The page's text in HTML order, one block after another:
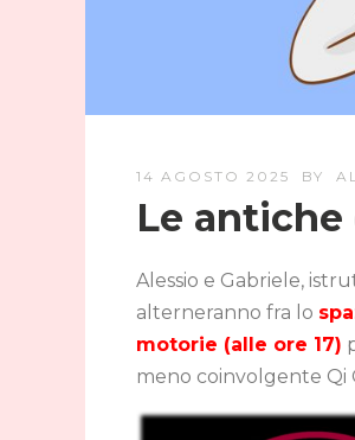
14 AGOSTO 2025 BY
Le
Alessio e Gabriele,
alterneranno fra lo
motorie (alle ore 17)
meno coinvolgente Qi